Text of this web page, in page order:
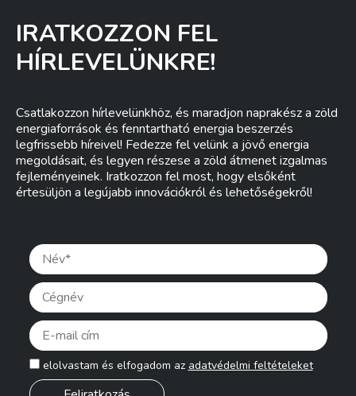
IRATKOZZON FEL
HÍRLEVELÜNKRE!
Csatlakozzon hírlevelünkhöz, és maradjon naprakész a zöld
energiaforrások és fenntartható energia beszerzés
legfrissebb híreivel! Fedezze fel velünk a jövő energia
megoldásait, és legyen részese a zöld átmenet izgalmas
fejleményeinek. Iratkozzon fel most, hogy elsőként
értesüljön a legújabb innovációkról és lehetőségekről!
elolvastam és elfogadom az adatvédelmi feltételeket